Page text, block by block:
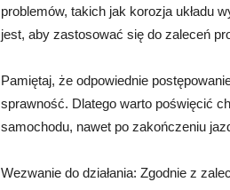
problemów, takich jak korozja układu
jest, aby zastosować się do zaleceń
Pamiętaj, że odpowiednie
sprawność. Dlatego warto poświęcić
samochodu, nawet po zakończeniu
Wezwanie do działania: Zgodnie z